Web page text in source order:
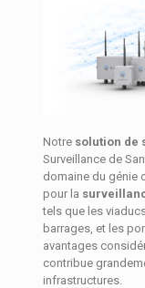
Notre solution de
Surveillance de
domaine du génie
pour la
tels que les
barrages, et les
avantages
contribue
infrastructures.